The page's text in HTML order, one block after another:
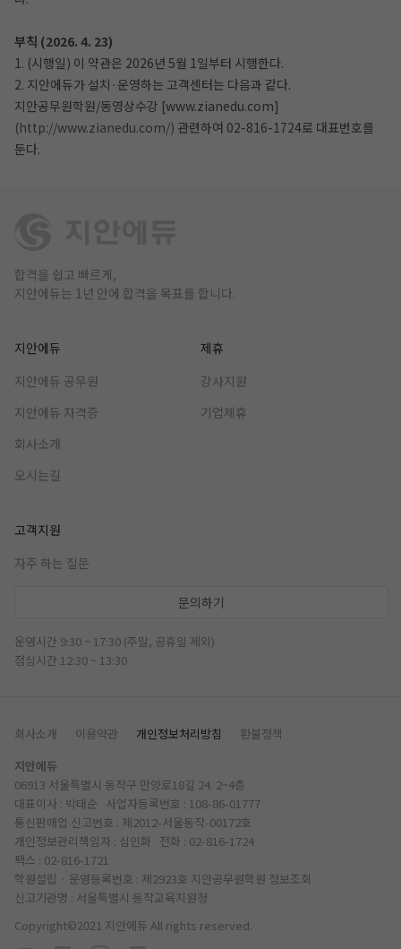
부칙 (2026. 4. 23)
1. (시행일) 이 약관은 2026년 5월 1일부터 시행한다.
2. 지안에듀가 설치·운영하는 고객센터는 다음과 같다.
지안공무원학원/동영상수강 [www.zianedu.com]
(http://www.zianedu.com/) 관련하여 02-816-1724로 대표번호를
둔다.
합격을 쉽고 빠르게,
지안에듀는 1년 안에 합격을 목표를 합니다.
지안에듀
지안에듀 공무원
지안에듀 자격증
회사소개
오시는길
제휴
강사지원
기업제휴
고객지원
자주 하는 질문
문의하기
운영시간 9:30 ~ 17:30 (주말, 공휴일 제외)
점심시간 12:30 ~ 13:30
회사소개 이용약관 개인정보처리방침
환불정책
지안에듀
06913 서울특별시 동작구 만양로18길 24. 2~4층
대표이사 : 박태순 사업자등록번호 : 108-86-01777
통신판매업 신고번호 : 제2012-서울동작-00172호
개인정보관리책임자 : 심인화 전화 : 02-816-1724
팩스 : 02-816-1721
학원설립 · 운영등록번호 : 제2923호 지안공무원학원 정보조회
신고기관명 : 서울특별시 동작교육지원청
Copyright©2021 지안에듀 All rights reserved.